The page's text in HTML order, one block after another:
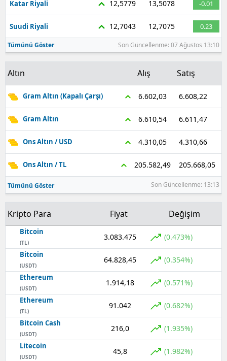
Katar Riyali 12,5779 13,5078 -0.01
Suudi Riyali 12,7043 12,7075 0.23
Tümünü Göster Son Güncellenme: 07 Ağustos 13:10
Altın Alış Satış
Gram Altın (Kapalı Çarşı) 6.602,03 6.608,22
Gram Altın 6.610,54 6.611,47
Ons Altın / USD 4.310,05 4.310,66
Ons Altın / TL 205.582,49 205.668,05
Tümünü Göster Son Güncellenme: 13:13
Kripto Para Fiyat Değişim
Bitcoin
(TL)
3.083.475 (0.473%)
Bitcoin
(USDT)
64.828,45 (0.354%)
Ethereum
(USDT)
1.914,18 (0.571%)
Ethereum
(TL)
91.042 (0.682%)
Bitcoin Cash
(USDT)
216,0 (1.935%)
Litecoin
(USDT)
45,8 (1.982%)